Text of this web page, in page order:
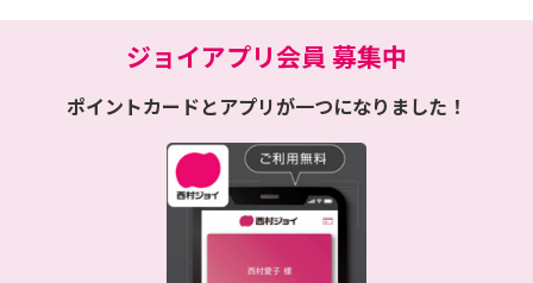
ジョイアプリ会員 募集中
ポイントカードとアプリが一つになりました！